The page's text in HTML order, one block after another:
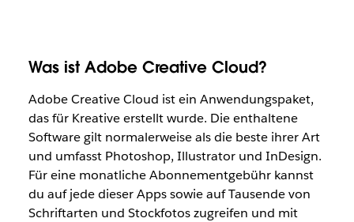
Was ist Adobe Creative Cloud?
Adobe Creative Cloud ist ein Anwendungspaket,
das für Kreative erstellt wurde. Die enthaltene
Software gilt normalerweise als die beste ihrer Art
und umfasst Photoshop, Illustrator und InDesign.
Für eine monatliche Abonnementgebühr kannst
du auf jede dieser Apps sowie auf Tausende von
Schriftarten und Stockfotos zugreifen und mit